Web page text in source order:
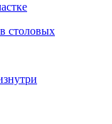
столовых